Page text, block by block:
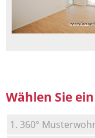
Wählen Sie
1. 360°